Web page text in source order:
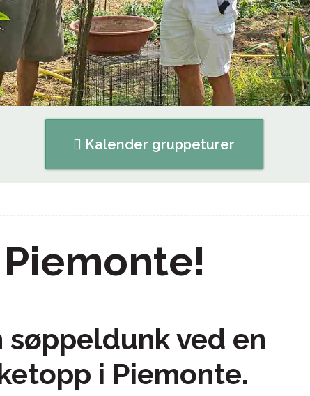
Kalender gruppeturer
ved en
i Piemonte.